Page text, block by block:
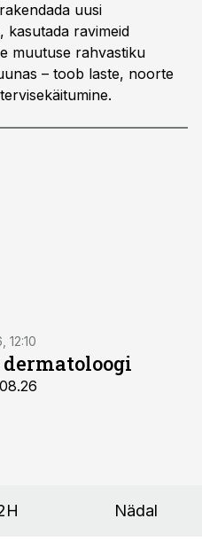
uusi
kasutada ravimeid
muutuse rahvastiku
– toob laste, noorte
12:10
Nädal